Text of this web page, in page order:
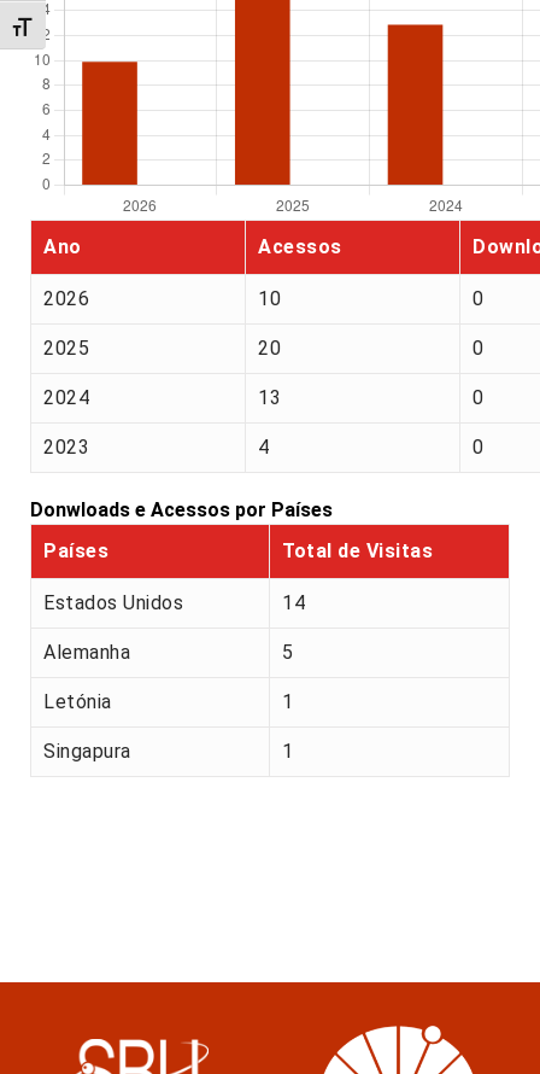
Alternar tamanho da fonte
Ano Acessos
2026 10 0
2025 20 0
2024 13 0
2023 4 0
Donwloads e Acessos por Países
Países
Total de Visitas
Estados Unidos 14
Alemanha 5
Letónia 1
Singapura 1